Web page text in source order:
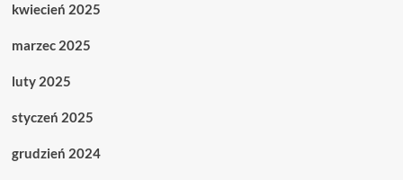
kwiecień 2025
marzec 2025
luty 2025
styczeń 2025
grudzień 2024